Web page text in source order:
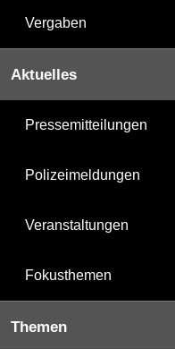
Vergaben
Aktuelles
Pressemitteilungen
Polizeimeldungen
Veranstaltungen
Fokusthemen
Themen